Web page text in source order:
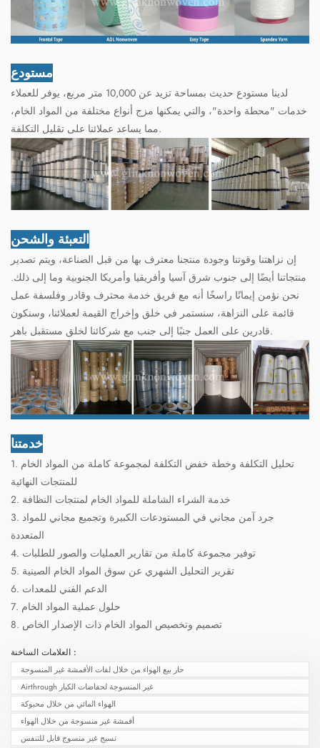
مستودع
لدينا مستودع حديث بمساحة تزيد عن 10,000 متر مربع، يوفر للعملاء
خدمات "محطة واحدة"، والتي يمكنها مزج أنواع مختلفة من المواد الخام،
مما يساعد عملائنا على تقليل التكلفة.
التعبئة والشحن
إن نزاهتنا وقوتنا وجودة منتجنا معترف بها من قبل الصناعة، ويتم تصدير
منتجاتنا أيضًا إلى جنوب شرق آسيا وأفريقيا وأمريكا الجنوبية وما إلى ذلك.
نحن نؤمن إيمانًا راسخًا أنه مع فريق خدمة محترف وقادر وفلسفة عمل
قائمة على النزاهة، سنستمر في خلق وإخراج القيمة لعملائنا، وسنكون
قادرين على العمل جنبًا إلى جنب مع شركائنا لخلق مستقبل باهر.
خدمتنا
1. تحليل التكلفة وخطة خفض التكلفة لمجموعة كاملة من المواد الخام
للمنتجات النهائية
2. خدمة الشراء الشاملة للمواد الخام لمنتجات النظافة
3. جرد آمن مجاني في المستودعات الكبيرة وتجميع مجاني للمواد
المتعددة
4. توفير مجموعة كاملة من تقارير العمليات والصور للطلبات
5. تقرير التحليل الشهري عن سوق المواد الخام الصينية
6. الدعم الفني للمعدات
7. حلول عملية المواد الخام
8. تصميم وتخصيص المواد الخام ذات الإصدار الخاص
العلامات الساخنة :
حار بيع الهواء من خلال لفات الأقمشة غير المنسوجة
Airthrough غير المنسوجة لحفاضات الكبار
الهواء المائي من خلال محبوكة
أقمشة غير منسوجة من خلال الهواء
نسيج غير منسوج قابل للتنفس